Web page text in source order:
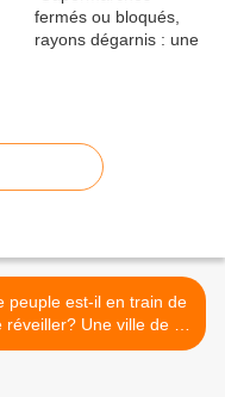
peuple est-il en train de
réveiller? Une ville de la
de Barcelone veut